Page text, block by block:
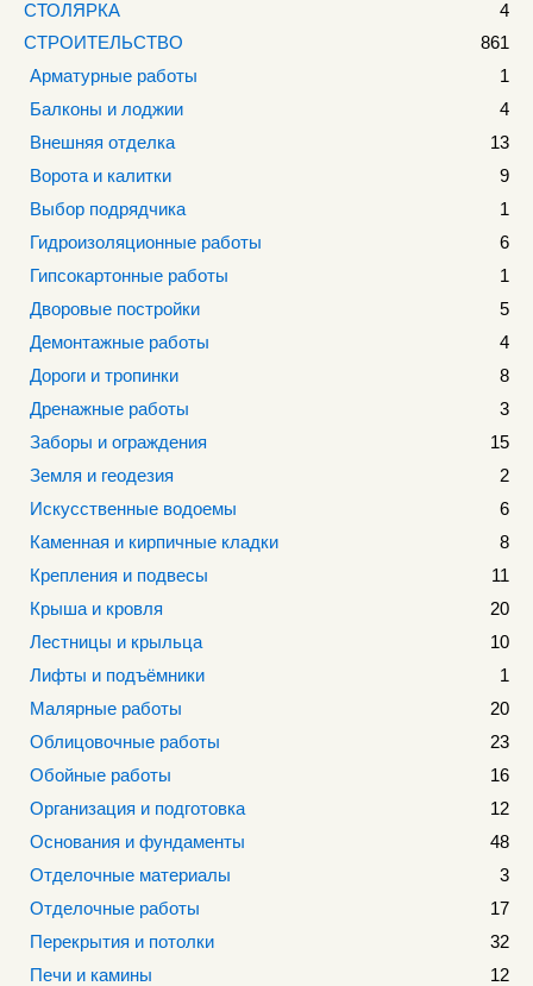
СТОЛЯРКА
4
СТРОИТЕЛЬСТВО
861
Арматурные работы
1
Балконы и лоджии
4
Внешняя отделка
13
Ворота и калитки
9
Выбор подрядчика
1
Гидроизоляционные работы
6
Гипсокартонные работы
1
Дворовые постройки
5
Демонтажные работы
4
Дороги и тропинки
8
Дренажные работы
3
Заборы и ограждения
15
Земля и геодезия
2
Искусственные водоемы
6
Каменная и кирпичные кладки
8
Крепления и подвесы
11
Крыша и кровля
20
Лестницы и крыльца
10
Лифты и подъёмники
1
Малярные работы
20
Облицовочные работы
23
Обойные работы
16
Организация и подготовка
12
Основания и фундаменты
48
Отделочные материалы
3
Отделочные работы
17
Перекрытия и потолки
32
Печи и камины
12